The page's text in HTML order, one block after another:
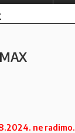
ne radimo.